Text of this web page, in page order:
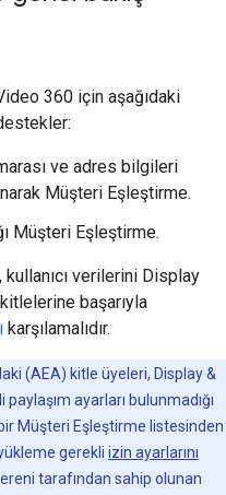
360 için aşağıdaki
ve adres bilgileri
Müşteri Eşleştirme.
Müşteri Eşleştirme.
verilerini Display
başarıyla
karşılamalıdır.
(AEA) kitle üyeleri, Display &
ayarları bulunmadığı
Müşteri Eşleştirme listesinden
gerekli izin ayarlarını
tarafından sahip olunan